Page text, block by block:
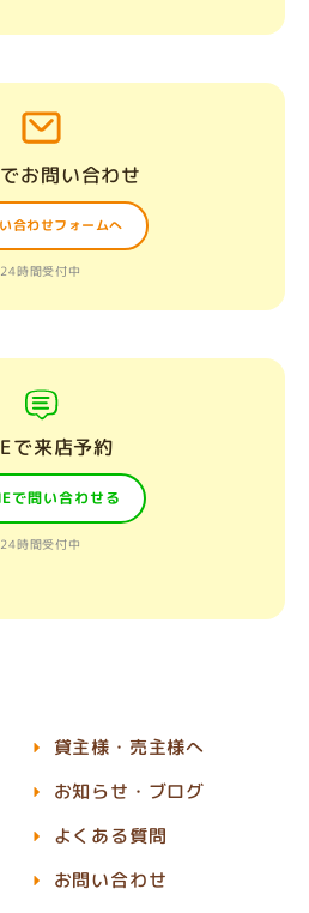
お問い合わせ
合わせフォームへ
24時間受付中
で来店予約
で問い合わせる
24時間受付中
貸主様・売主様へ
お知らせ・ブログ
よくある質問
お問い合わせ